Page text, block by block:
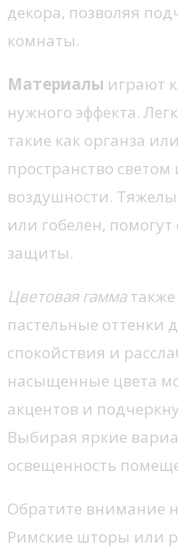
декора, позволяя
комнаты.
Материалы играют
нужного эффекта.
такие как органза
пространство светом
воздушности.
или гобелен,
защиты.
Цветовая гамматакже
пастельные оттенки
спокойствия и
насыщенные цвета
акцентов и
Выбирая яркие
освещенность
Обратите внимание
Римские шторы или